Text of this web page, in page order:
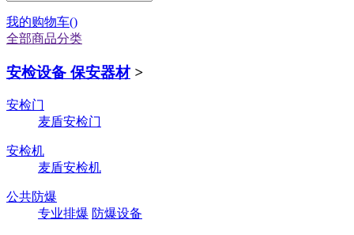
我的购物车()
全部商品分类
安检设备 保安器材 >
安检门
麦盾安检门
安检机
麦盾安检机
公共防爆
专业排爆 防爆设备